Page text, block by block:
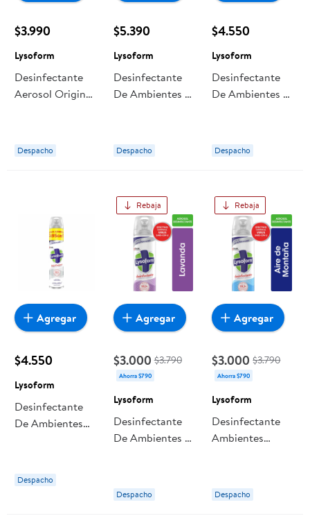
$3.990
Lysoform
Desinfectante
Aerosol Original
Despacho
$5.390
Lysoform
Desinfectante
De Ambientes Y
Lata 495 ml
Lysoform
Despacho
$4.550
Lysoform
Desinfectante
De Ambientes Y
Lata 495 ml
Lysoform
Despacho
$4.550
Lysoform
Desinfectante
De Ambientes
Lysoform
Despacho
Agregar
Rebaja
$3.000 $3.790
Ahorra $790
Lysoform
Desinfectante
De Ambientes Y
Aerosol Lata 360
ml Lysoform
Despacho
Agregar
Rebaja
$3.000 $3.790
Ahorra $790
Lysoform
Desinfectante
Ambientes
De Montaña
Lata 360 ml
Despacho
Agregar